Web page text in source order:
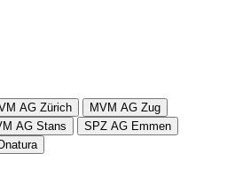
AG Zürich
MVM AG Zug
AG Stans
SPZ AG Emmen